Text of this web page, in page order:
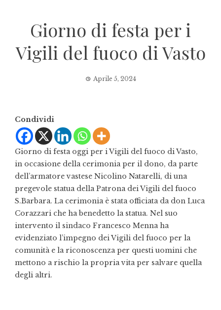
Giorno di festa per i
Vigili del fuoco di Vasto
Aprile 5, 2024
Condividi
Giorno di festa oggi per i Vigili del fuoco di Vasto,
in occasione della cerimonia per il dono, da parte
dell’armatore vastese Nicolino Natarelli, di una
pregevole statua della Patrona dei Vigili del fuoco
S.Barbara. La cerimonia è stata officiata da don Luca
Corazzari che ha benedetto la statua. Nel suo
intervento il sindaco Francesco Menna ha
evidenziato l’impegno dei Vigili del fuoco per la
comunità e la riconoscenza per questi uomini che
mettono a rischio la propria vita per salvare quella
degli altri.